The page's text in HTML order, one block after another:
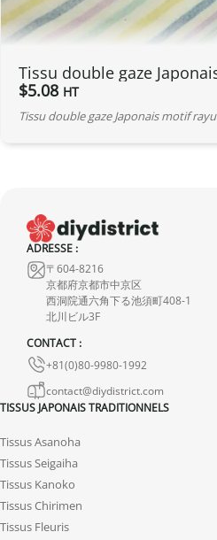
Tissu double gaze
$5.08 HT
Tissu double gaze Japonais motif
ADRESSE :
〒604-8216
京都府京都市中京区
西洞院通六角下る池須町408-1
北川ビル3F
CONTACT :
+81(0)80-9980-1992
contact@diydistrict.com
TISSUS JAPONAIS TRADITIONNELS
Tissus Asanoha
Tissus Seigaiha
Tissus Kanoko
Tissus Chirimen
Tissus Fleuris